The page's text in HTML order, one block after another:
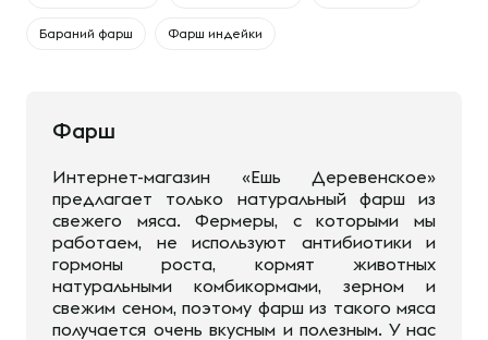
Бараний фарш Фарш индейки
Фарш
Интернет-магазин «Ешь Деревенское»
предлагает только натуральный фарш из
свежего мяса. Фермеры, с которыми мы
работаем, не используют антибиотики и
гормоны роста, кормят животных
натуральными комбикормами, зерном и
свежим сеном, поэтому фарш из такого мяса
получается очень вкусным и полезным. У нас